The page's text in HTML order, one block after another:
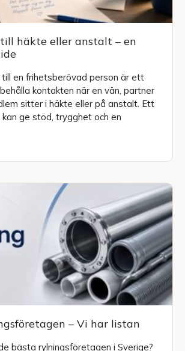
häkte eller anstalt – en
en frihetsberövad person är ett
kontakten när en vän, partner
sitter i häkte eller på anstalt. Ett
ge stöd, trygghet och en
– Vi har listan
bästa rylningsföretagen i Sverige?